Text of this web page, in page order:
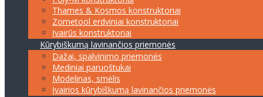
Thames & Kosmos konstruktoriai
Zometool erdviniai konstruktoriai
Įvairūs konstruktoriai
Kūrybiškumą lavinančios priemonės
Dažai, spalvinimo priemonės
Mediniai paruoštukai
Modelinas, smėlis
Įvairios kūrybiškumą lavinančios priemonės